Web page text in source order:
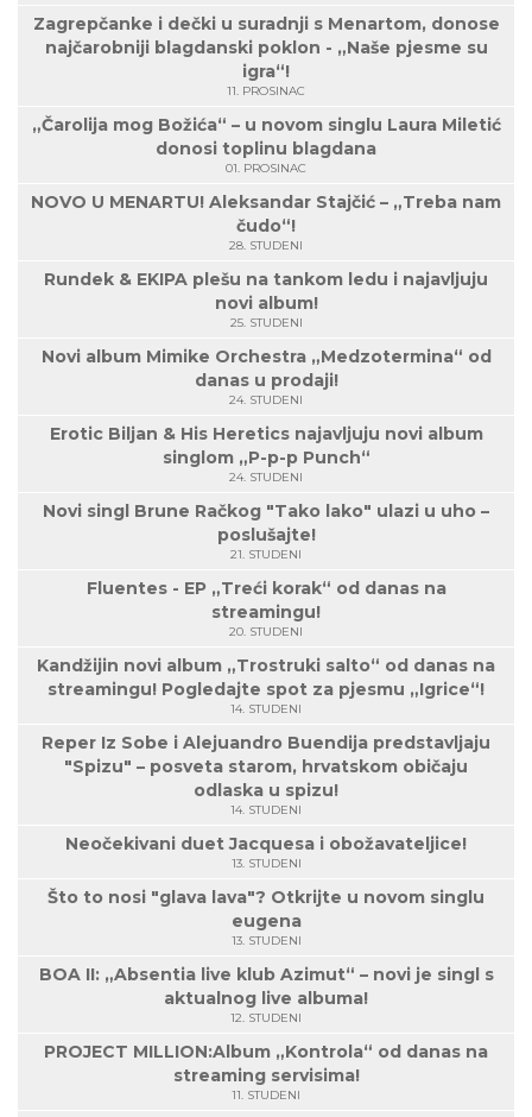
Zagrepčanke i dečki u suradnji s Menartom, donose
najčarobniji blagdanski poklon - „Naše pjesme su
igra“!
11. PROSINAC
„Čarolija mog Božića“ – u novom singlu Laura Miletić
donosi toplinu blagdana
01. PROSINAC
NOVO U MENARTU! Aleksandar Stajčić – „Treba nam
čudo“!
28. STUDENI
Rundek & EKIPA plešu na tankom ledu i najavljuju
novi album!
25. STUDENI
Novi album Mimike Orchestra „Medzotermina“ od
danas u prodaji!
24. STUDENI
Erotic Biljan & His Heretics najavljuju novi album
singlom „P-p-p Punch“
24. STUDENI
Novi singl Brune Račkog "Tako lako" ulazi u uho –
poslušajte!
21. STUDENI
Fluentes - EP „Treći korak“ od danas na
streamingu!
20. STUDENI
Kandžijin novi album „Trostruki salto“ od danas na
streamingu! Pogledajte spot za pjesmu „Igrice“!
14. STUDENI
Reper Iz Sobe i Alejuandro Buendija predstavljaju
"Spizu" – posveta starom, hrvatskom običaju
odlaska u spizu!
14. STUDENI
Neočekivani duet Jacquesa i obožavateljice!
13. STUDENI
Što to nosi "glava lava"? Otkrijte u novom singlu
eugena
13. STUDENI
BOA II: „Absentia live klub Azimut“ – novi je singl s
aktualnog live albuma!
12. STUDENI
PROJECT MILLION:Album „Kontrola“ od danas na
streaming servisima!
11. STUDENI